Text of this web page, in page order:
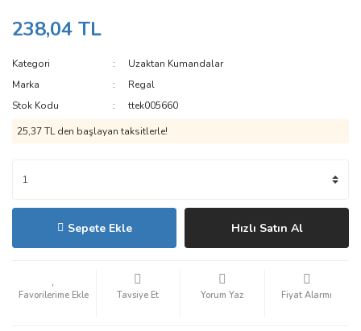
238,04 TL
Kategori
Uzaktan Kumandalar
Marka
Regal
Stok Kodu
ttek005660
25,37 TL den başlayan taksitlerle!
Sepete Ekle Hızlı Satın Al
Tavsiye Et Yorum Yaz Fiyat Alarmı